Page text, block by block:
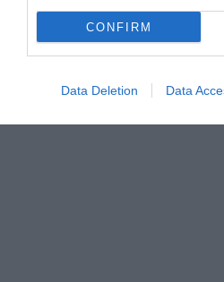
CONFIRM
Data Deletion Data